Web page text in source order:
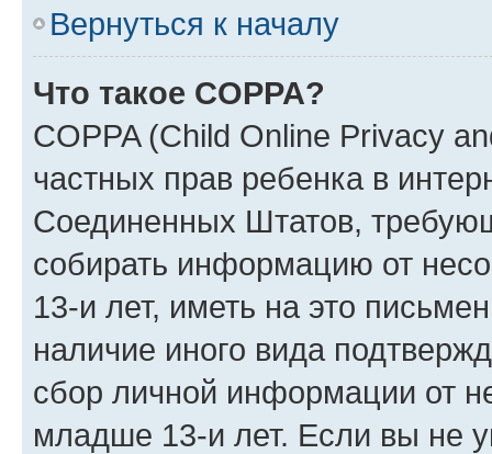
Вернуться к началу
Что такое COPPA?
COPPA (Child Online Privacy
частных прав ребенка в
Соединенных Штатов,
собирать информацию от
13-и лет, иметь на это
наличие иного вида
сбор личной информации от
младше 13-и лет. Если вы не